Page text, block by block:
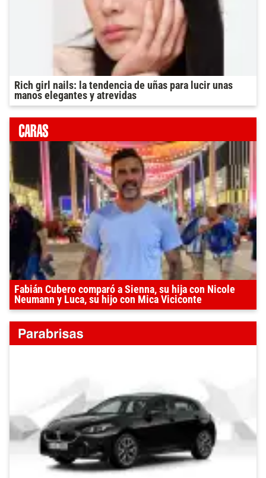
Rich girl nails: la tendencia de uñas para lucir unas
manos elegantes y atrevidas
Fabián Cubero comparó a Sienna, su hija con Nicole
Neumann y Luca, su hijo con Mica Viciconte